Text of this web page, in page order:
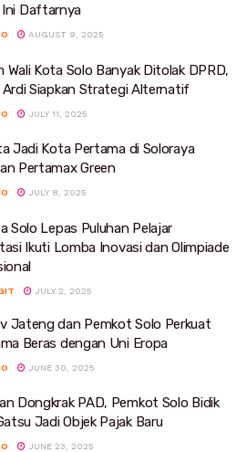
Ini Daftarnya
AUGUST 9, 2025
Wali Kota Solo Banyak Ditolak DPRD,
Siapkan Strategi Alternatif
JULY 11, 2025
Jadi Kota Pertama di Soloraya
Pertamax Green
JULY 8, 2025
Solo Lepas Puluhan Pelajar
Ikuti Lomba Inovasi dan Olimpiade
JULY 2, 2025
Jateng dan Pemkot Solo Perkuat
Beras dengan Uni Eropa
JUNE 30, 2025
Dongkrak PAD, Pemkot Solo Bidik
Jadi Objek Pajak Baru
JUNE 23, 2025